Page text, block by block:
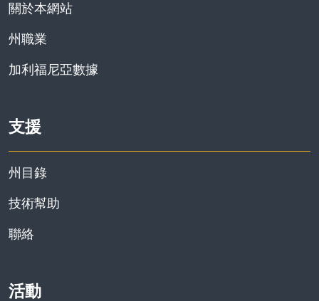
關於本網站
州職業
加利福尼亞數據
支援
州目錄
技術幫助
聯絡
活動